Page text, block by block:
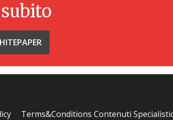
Terms&Conditions Contenuti